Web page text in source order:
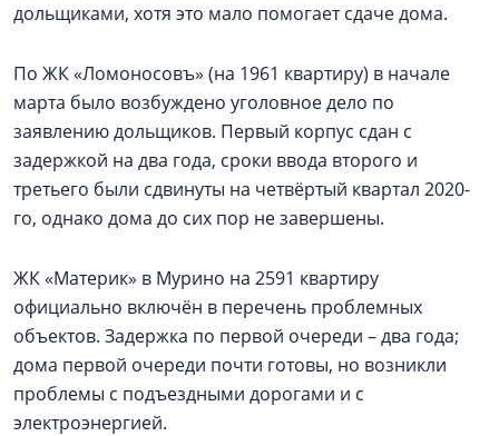
дольщиками, хотя это мало помогает сдаче дома.
По ЖК «Ломоносовъ» (на 1961 квартиру) в начале
марта было возбуждено уголовное дело по
заявлению дольщиков. Первый корпус сдан с
задержкой на два года, сроки ввода второго и
третьего были сдвинуты на четвёртый квартал 2020-
го, однако дома до сих пор не завершены.
ЖК «Материк» в Мурино на 2591 квартиру
официально включён в перечень проблемных
объектов. Задержка по первой очереди – два года;
дома первой очереди почти готовы, но возникли
проблемы с подъездными дорогами и с
электроэнергией.